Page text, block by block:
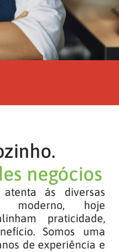
negócios
ás diversas
moderno, hoje
praticidade,
Somos uma
de experiência e